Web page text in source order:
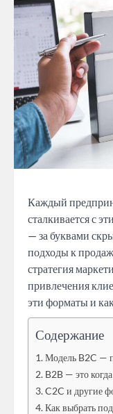
Каждый
сталкивается с
— за буквами
подходы к
стратегия
привлечения
эти форматы и
Содержание
Модель B2C —
B2B — это
C2C и другие
Как выбрать